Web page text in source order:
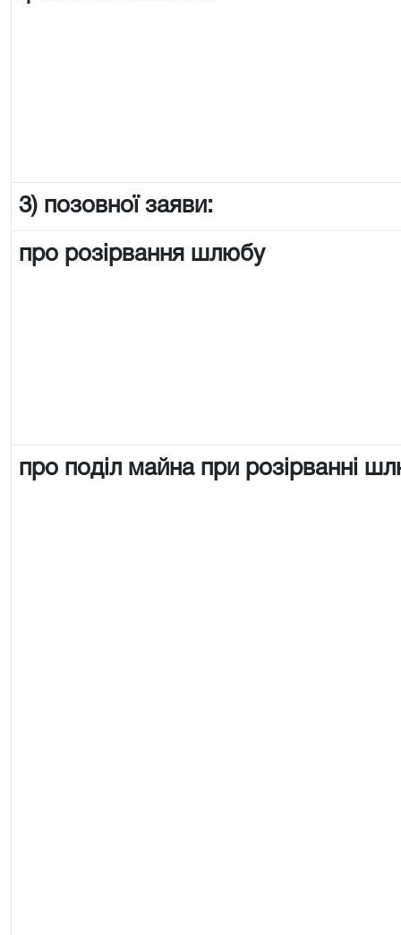
3) позовної заяви:
про розірвання шлюбу
про поділ майна при розірванні